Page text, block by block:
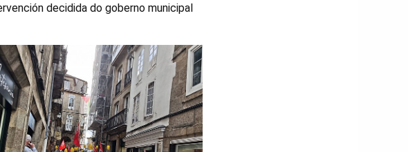
decidida do goberno municipal